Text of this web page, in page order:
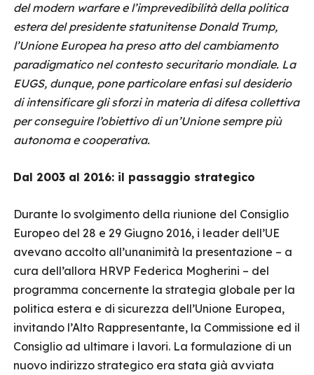
del modern warfare e l’imprevedibilità della politica
estera del presidente statunitense Donald Trump,
l’Unione Europea ha preso atto del cambiamento
paradigmatico nel contesto securitario mondiale. La
EUGS, dunque, pone particolare enfasi sul desiderio
di intensificare gli sforzi in materia di difesa collettiva
per conseguire l’obiettivo di un’Unione sempre più
autonoma e cooperativa.
Dal 2003 al 2016: il passaggio strategico
Durante lo svolgimento della riunione del Consiglio
Europeo del 28 e 29 Giugno 2016, i leader dell’UE
avevano accolto all’unanimità la presentazione – a
cura dell’allora HRVP Federica Mogherini – del
programma concernente la strategia globale per la
politica estera e di sicurezza dell’Unione Europea,
invitando l’Alto Rappresentante, la Commissione ed il
Consiglio ad ultimare i lavori. La formulazione di un
nuovo indirizzo strategico era stata già avviata